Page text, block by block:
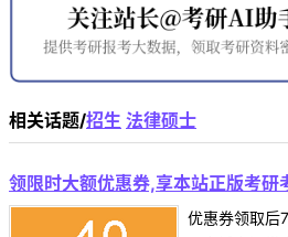
相关话题/招生 法律硕士
领限时大额优惠券,享本站正版考研
优惠券领取后